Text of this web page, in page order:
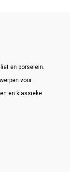
en porselein.
voor
en klassieke